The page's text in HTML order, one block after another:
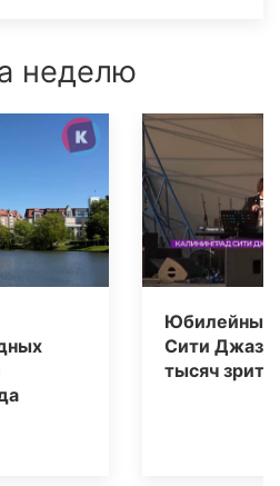
неделю
Юбилейный
Сити Джаз»
тысяч